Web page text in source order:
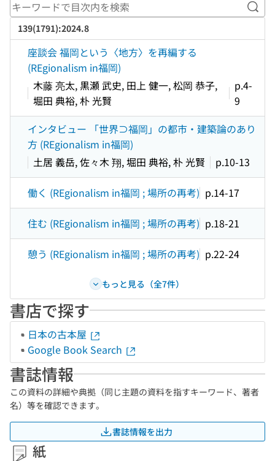
キ
139(1791):2024.8
座談会 福岡という〈地方〉を再編する
(REgionalism in福岡)
木藤 亮太, 黒瀬 武史, 田上 健一, 松岡 恭子,
堀田 典裕, 朴 光賢
p.4-
9
インタビュー 「世界⊃福岡」の都市・建築論のあり
方 (REgionalism in福岡)
土居 義岳, 佐々木 翔, 堀田 典裕, 朴 光賢
p.10-13
働く (REgionalism in福岡 ; 場所の再考) p.14-17
住む (REgionalism in福岡 ; 場所の再考) p.18-21
憩う (REgionalism in福岡 ; 場所の再考) p.22-24
もっと見る（全7件）
書店で探す
日本の古本屋
Google Book Search
書誌情報
この資料の詳細や典拠（同じ主題の資料を指すキーワード、著者
名）等を確認できます。
書誌情報を出力
紙